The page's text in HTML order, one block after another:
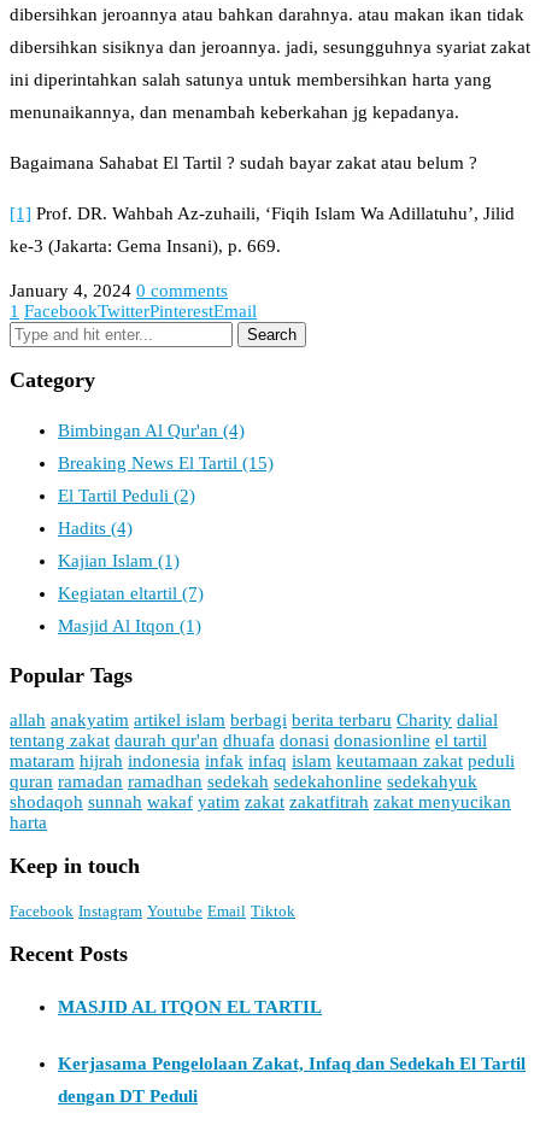
dibersihkan jeroannya atau bahkan darahnya. atau makan ikan tidak
dibersihkan sisiknya dan jeroannya. jadi, sesungguhnya syariat zakat
ini diperintahkan salah satunya untuk membersihkan harta yang
menunaikannya, dan menambah keberkahan jg kepadanya.
Bagaimana Sahabat El Tartil ? sudah bayar zakat atau belum ?
[1] Prof. DR. Wahbah Az-zuhaili, ‘Fiqih Islam Wa Adillatuhu’, Jilid
ke-3 (Jakarta: Gema Insani), p. 669.
January 4, 2024 0 comments
1 FacebookTwitterPinterestEmail
Category
Bimbingan Al Qur'an (4)
Breaking News El Tartil (15)
El Tartil Peduli (2)
Hadits (4)
Kajian Islam (1)
Kegiatan eltartil (7)
Masjid Al Itqon (1)
Popular Tags
allah anakyatim artikel islam berbagi berita terbaru Charity dalial
tentang zakat daurah qur'an dhuafa donasi donasionline el tartil
mataram hijrah indonesia infak infaq islam keutamaan zakat peduli
quran ramadan ramadhan sedekah sedekahonline sedekahyuk
shodaqoh sunnah wakaf yatim zakat zakatfitrah zakat menyucikan
harta
Keep in touch
Facebook Instagram Youtube Email Tiktok
Recent Posts
MASJID AL ITQON EL TARTIL
Kerjasama Pengelolaan Zakat, Infaq dan Sedekah El Tartil
dengan DT Peduli